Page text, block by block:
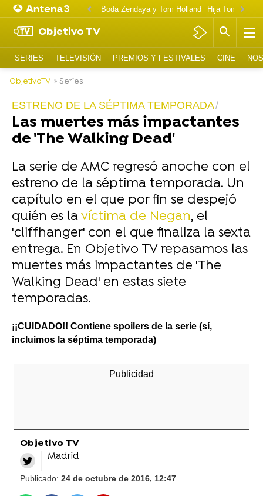
Boda Zendaya y Tom Holland Hija Tom
Objetivo TV
SERIES TELEVISIÓN PREMIOS Y FESTIVALES CINE
ObjetivoTV » Series
ESTRENO DE LA SÉPTIMA TEMPORADA
Las muertes más impactantes
de 'The Walking Dead'
La serie de AMC regresó anoche con el
estreno de la séptima temporada. Un
capítulo en el que por fin se despejó
quién es lavíctima de Negan, el
'cliffhanger' con el que finaliza la sexta
entrega. En Objetivo TV repasamos las
muertes más impactantes de 'The
Walking Dead' en estas siete
temporadas.
¡¡CUIDADO!! Contiene spoilers de la serie (sí,
incluimos la séptima temporada)
Objetivo TV
Madrid
Publicado: 24 de octubre de 2016, 12:47